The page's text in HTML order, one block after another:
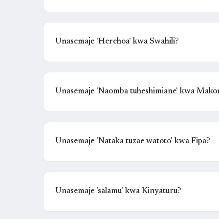
Unasemaje 'Herehoa' kwa Swahili?
Unasemaje 'Naomba tuheshimiane' kwa
Unasemaje 'Nataka tuzae watoto' kwa Fipa?
Unasemaje 'salamu' kwa Kinyaturu?